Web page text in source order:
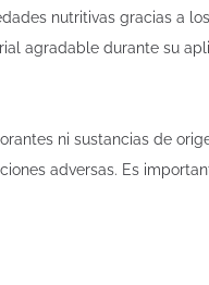
nutritivas gracias a
agradable durante su
ni sustancias de
adversas. Es